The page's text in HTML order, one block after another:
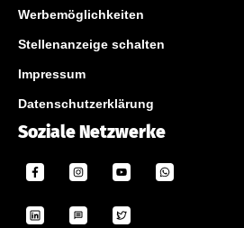
Werbemöglichkeiten
Stellenanzeige schalten
Impressum
Datenschutzerklärung
Soziale Netzwerke